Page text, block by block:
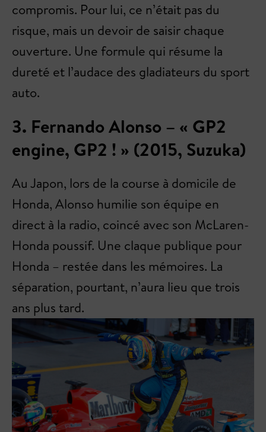
compromis. Pour lui, ce n’était pas du
risque, mais un devoir de saisir chaque
ouverture. Une formule qui résume la
dureté et l’audace des gladiateurs du sport
auto.
3. Fernando Alonso – « GP2
engine, GP2 ! » (2015, Suzuka)
Au Japon, lors de la course à domicile de
Honda, Alonso humilie son équipe en
direct à la radio, coincé avec son McLaren-
Honda poussif. Une claque publique pour
Honda – restée dans les mémoires. La
séparation, pourtant, n’aura lieu que trois
ans plus tard.